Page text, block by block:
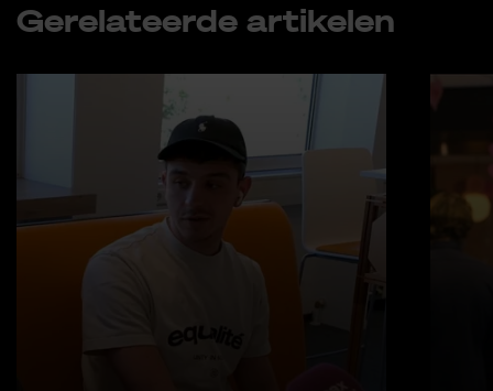
Ge­re­la­teer­de ar­ti­ke­len